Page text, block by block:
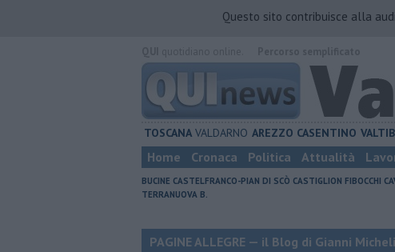
Questo sito contribuisce alla
TOSCANA VALDARNO AREZZO CASENTINO
Home Cronaca Politica Attualità
BUCINE CASTELFRANCO-PIAN DI SCÒ CASTIGLION FIBOCCHI
TERRANUOVA B.
PAGINE ALLEGRE — il Blog di Gianni Micheli